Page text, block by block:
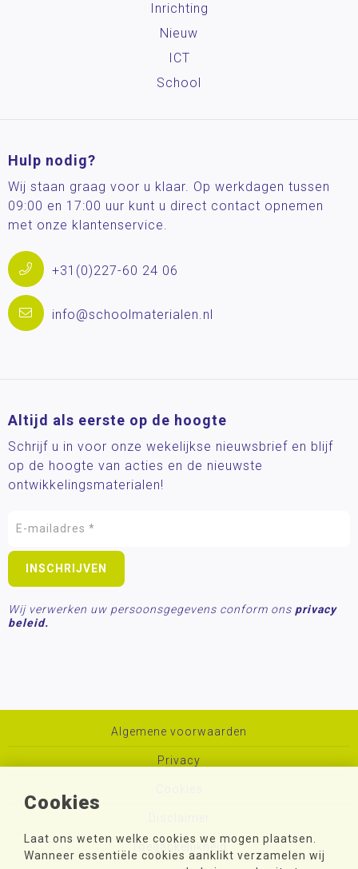
Cookies
Laat ons weten welke cookies we mogen plaatsen.
Wanneer essentiële cookies aanklikt verzamelen wij
Inrichting
Nieuw
ICT
School
Hulp nodig?
Wij staan graag voor u klaar. Op werkdagen tussen
09:00 en 17:00 uur kunt u direct contact opnemen
met onze klantenservice.
+31(0)227-60 24 06
info@schoolmaterialen.nl
Altijd als eerste op de hoogte
Schrijf u in voor onze wekelijkse nieuwsbrief en blijf
op de hoogte van acties en de nieuwste
ontwikkelingsmaterialen!
Wij verwerken uw persoonsgegevens conform ons privacy
beleid.
Algemene voorwaarden
Privacy
Toegankelijkheid